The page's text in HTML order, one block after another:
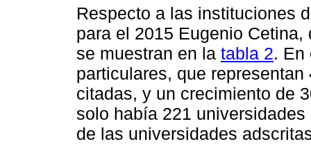
Respecto a las instituciones
para el 2015 Eugenio
se muestran en la tabla 2. En
particulares, que
citadas, y un crecimiento de
solo había 221
de las universidades